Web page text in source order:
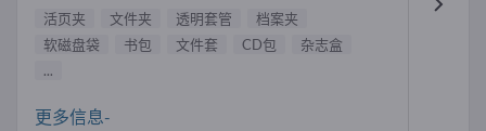
活页夹 文件夹 透明套管
档案夹
软磁盘袋
书包 文件套 CD包
杂志盒
...
更多信息-